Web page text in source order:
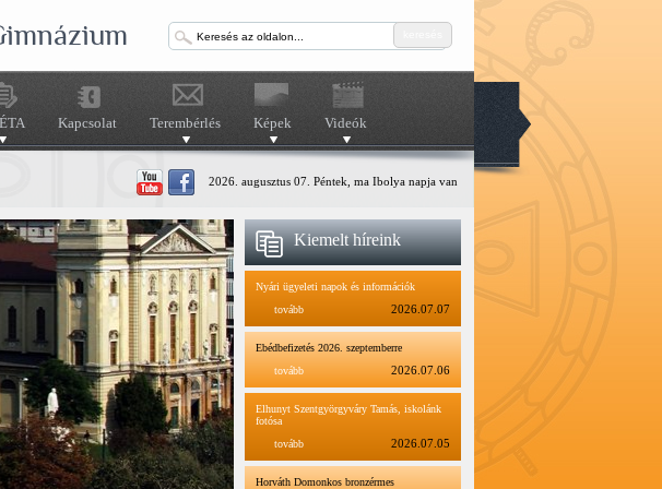
Kapcsolat Terembérlés Képek Videók
2026. augusztus 07. Péntek, ma Ibolya napja van
Kiemelt híreink
Nyári ügyeleti napok és információk
tovább
2026.07.07
Ebédbefizetés 2026. szeptemberre
tovább
2026.07.06
Elhunyt Szentgyörgyváry Tamás, iskolánk
fotósa
tovább
2026.07.05
Horváth Domonkos bronzérmes